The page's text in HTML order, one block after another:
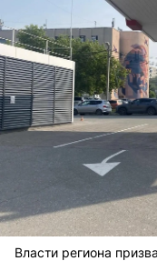
Власти региона